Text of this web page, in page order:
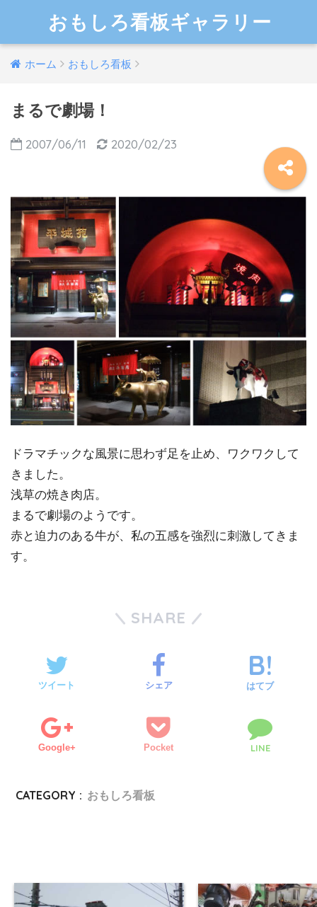
おもしろ看板ギャラリー
ホーム おもしろ看板
まるで劇場！
2007/06/11 2020/02/23
ドラマチックな風景に思わず足を止め、ワクワクして
きました。
浅草の焼き肉店。
まるで劇場のようです。
赤と迫力のある牛が、私の五感を強烈に刺激してきま
す。
SHARE
ツイート シェア はてブ
Google+ Pocket LINE
CATEGORY : おもしろ看板